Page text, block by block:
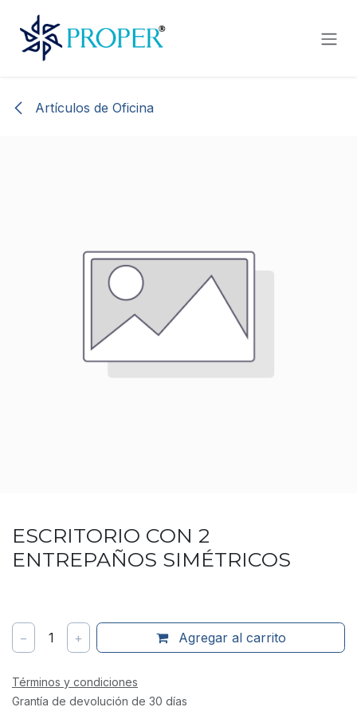
Artículos de Oficina
ESCRITORIO CON 2
ENTREPAÑOS SIMÉTRICOS
− 1 + Agregar al carrito
Términos y condiciones
Grantía de devolución de 30 días